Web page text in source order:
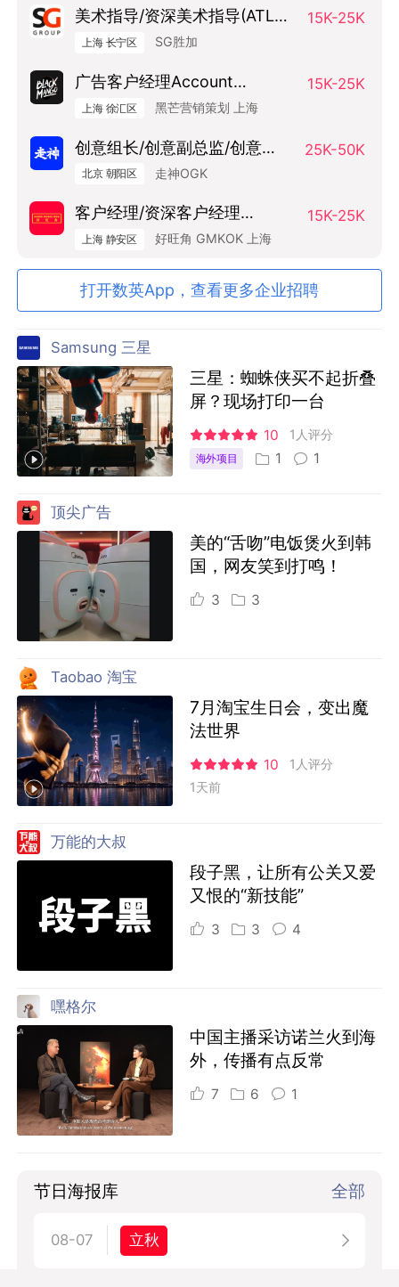
美术指导/资深美术指导(ATL方
向）
15K-25K
上海 长宁区 SG胜加
广告客户经理Account
Manager
15K-25K
上海 徐汇区 黑芒营销策划 上海
创意组长/创意副总监/创意总
监（Art Base）
25K-50K
北京 朝阳区 走神OGK
客户经理/资深客户经理
SAM/AM
15K-25K
上海 静安区 好旺角 GMKOK 上海
打开数英App，查看更多企业招聘
Samsung 三星
三星：蜘蛛侠买不起折叠
屏？现场打印一台
10 1人评分
海外项目 1 1
顶尖广告
美的“舌吻”电饭煲火到韩
国，网友笑到打鸣！
3 3
Taobao 淘宝
7月淘宝生日会，变出魔
法世界
10
1人评分
1天前
万能的大叔
段子黑，让所有公关又爱
又恨的“新技能”
3 3 4
嘿格尔
中国主播采访诺兰火到海
外，传播有点反常
7 6 1
节日海报库 全部
08-07 立秋